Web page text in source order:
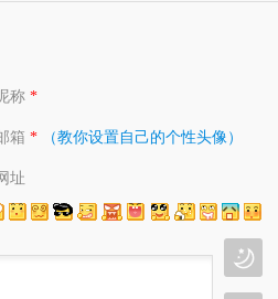
称*
箱 * （教你设置自己的个性头像）
址